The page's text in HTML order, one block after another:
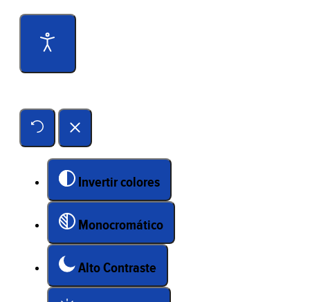
Invertir colores
Monocromático
Alto Contraste